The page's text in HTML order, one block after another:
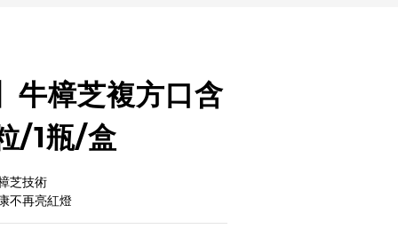
牛樟芝複方口含
/1瓶/盒
芝技術
不再亮紅燈